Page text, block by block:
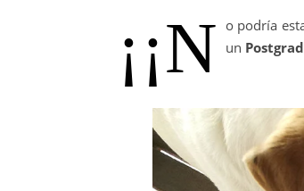
¡¡N o podría
un